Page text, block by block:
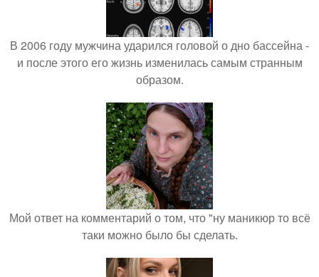
В 2006 году мужчина ударился головой о дно бассейна -
и после этого его жизнь изменилась самым странным
образом.
Мой ответ на комментарий о том, что "ну маникюр то всё
таки можно было бы сделать.